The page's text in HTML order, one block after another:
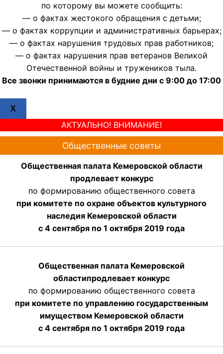
по которому вы можете сообщить:
— о фактах жестокого обращения с детьми;
— о фактах коррупции и административных барьерах;
— о фактах нарушения трудовых прав работников;
— о фактах нарушения прав ветеранов Великой
Отечественной войны и тружеников тыла.
Все звонки принимаются в будние дни с 9:00 до 17:00
X
АКТУАЛЬНО! ВНИМАНИЕ!
Общественные советы
Общественная палата Кемеровской области
продлевает конкурс
по формированию общественного совета
при комитете по охране объектов культурного
наследия Кемеровской области
с 4 сентября по 1 октября 2019 года
Общественная палата Кемеровской
областипродлевает конкурс
по формированию общественного совета
при комитете по управлению государственным
имуществом Кемеровской области
с 4 сентября по 1 октября 2019 года